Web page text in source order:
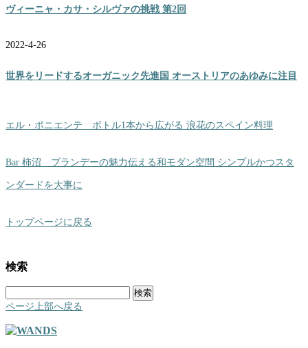
ヴィーニャ・カサ・シルヴァの挑戦 第2回
2022-4-26
世界をリードするオーガニック先進国 オーストリアのあゆみに注目
エル・ポニエンテ ボトル1本から広がる 浪花のスペイン料理
Bar 柿沼 ブランデーの魅力伝える和モダン空間 シンプルかつスタ
ンダードを大事に
トップページに戻る
検索
索:
ページ上部へ戻る